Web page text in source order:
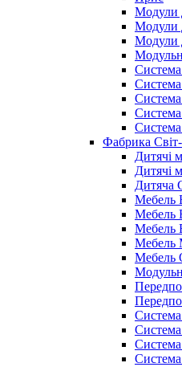
Модули
Модули
Модули
Система
Фабрика
Дитячі
Дитячі
Дитяча
Мебель
Мебель